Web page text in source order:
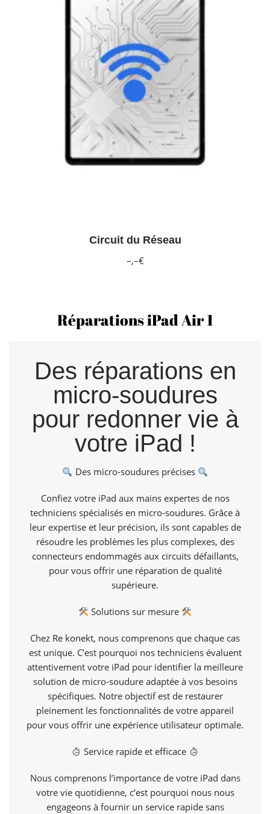
Circuit du Réseau
–,–€
Réparations iPad Air 1
Des réparations en
micro-soudures
pour redonner vie à
votre iPad !
Des micro-soudures précises
Confiez votre iPad aux mains expertes de nos
techniciens spécialisés en micro-soudures. Grâce à
leur expertise et leur précision, ils sont capables de
résoudre les problèmes les plus complexes, des
connecteurs endommagés aux circuits défaillants,
pour vous offrir une réparation de qualité
supérieure.
Solutions sur mesure
Chez Re konekt, nous comprenons que chaque cas
est unique. C’est pourquoi nos techniciens évaluent
attentivement votre iPad pour identifier la meilleure
solution de micro-soudure adaptée à vos besoins
spécifiques. Notre objectif est de restaurer
pleinement les fonctionnalités de votre appareil
pour vous offrir une expérience utilisateur optimale.
Service rapide et efficace
Nous comprenons l’importance de votre iPad dans
votre vie quotidienne, c’est pourquoi nous nous
engageons à fournir un service rapide sans